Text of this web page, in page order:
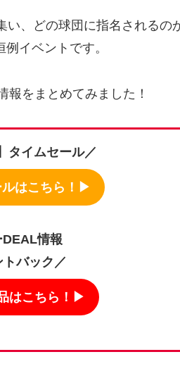
、どの球団に指名されるの
イベントです。
をまとめてみました！
タイムセール／
はこちら！▶︎
DEAL情報
バック／
はこちら！▶︎